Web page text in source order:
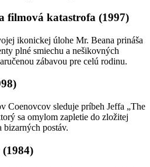
filmová katastrofa (1997)
ikonickej úlohe Mr. Beana prináša
plné smiechu a nešikovných
zábavou pre celú rodinu.
Coenovcov sleduje príbeh Jeffa „The
sa omylom zapletie do zložitej
bizarných postáv.